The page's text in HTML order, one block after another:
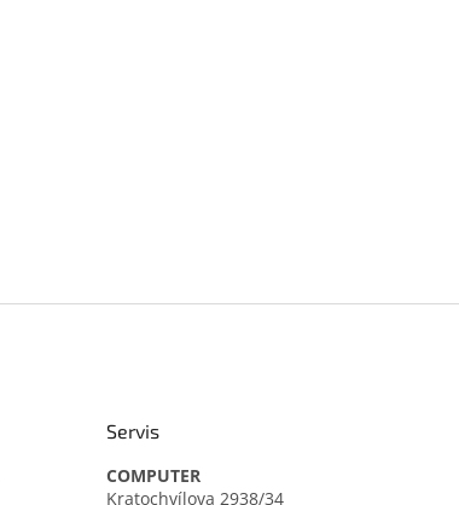
Servis
COMPUTER
Kratochvílova 2938/34